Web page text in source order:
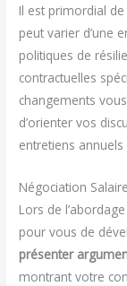
Il est primordial de
peut varier d’une
politiques de
contractuelles
changements
d’orienter vos
entretiens
Négociation
Lors de
pour vous de
présenter
montrant votre